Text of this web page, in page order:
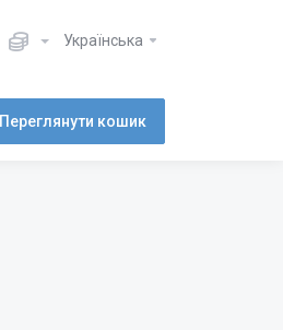
Українська
Переглянути кошик